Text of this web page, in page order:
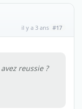
il y a 3 ans #17
reussie ?